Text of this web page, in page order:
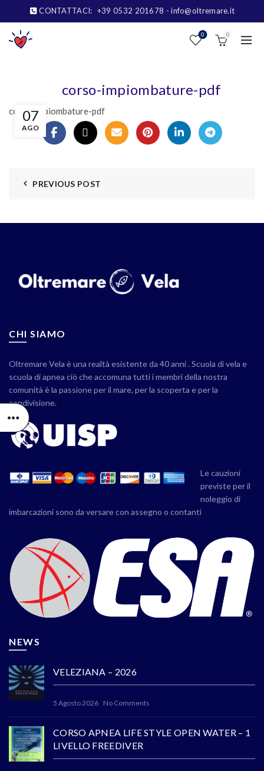
CONTATTACI: +39 0532 201678 - info@oltremare.it
0 0
07
AGO
corso-impiombature-pdf
corso-impiombature-pdf
PREVIOUS POST
CHI SIAMO
Oltremare Vela è una realtà esistente da 40 anni . Scuola di vela e
scuola di apnea ciò che accomuna tutti i membri della nostra
comunità è la passione per il mare, per la scoperta e per la
condivisione.
Le cauzioni
previste per il
noleggio di
imbarcazioni sono da versare con assegno o contanti
NEWS
VELEZIANA – 2026
5 Agosto 2026 No Comments
CORSO APNEA LIFE STYLE OPEN WATER – 1
LIVELLO FREEDIVER